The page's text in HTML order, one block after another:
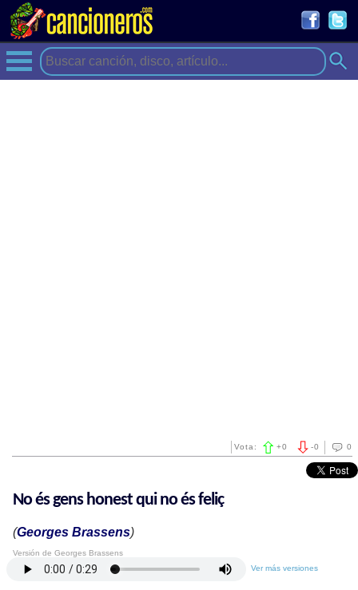
0
-0
Vota: +0
No és gens honest qui no és feliç
(Georges Brassens)
Versión de Georges Brassens
Ver más versiones